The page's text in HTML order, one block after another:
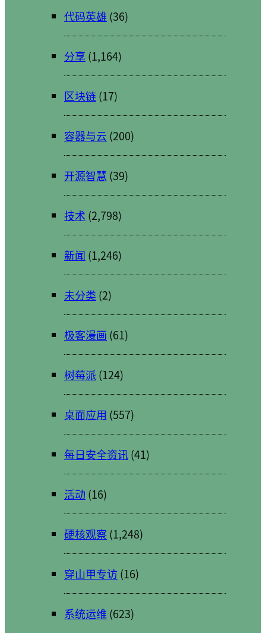
代码英雄 (36)
分享 (1,164)
区块链(17)
容器与云 (200)
开源智慧 (39)
技术 (2,798)
新闻 (1,246)
未分类 (2)
极客漫画 (61)
树莓派 (124)
桌面应用 (557)
每日安全资讯(41)
活动 (16)
硬核观察 (1,248)
穿山甲专访(16)
系统运维 (623)